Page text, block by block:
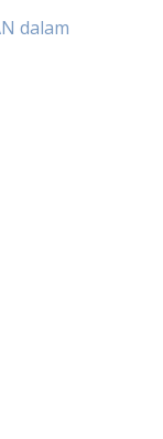
dalam